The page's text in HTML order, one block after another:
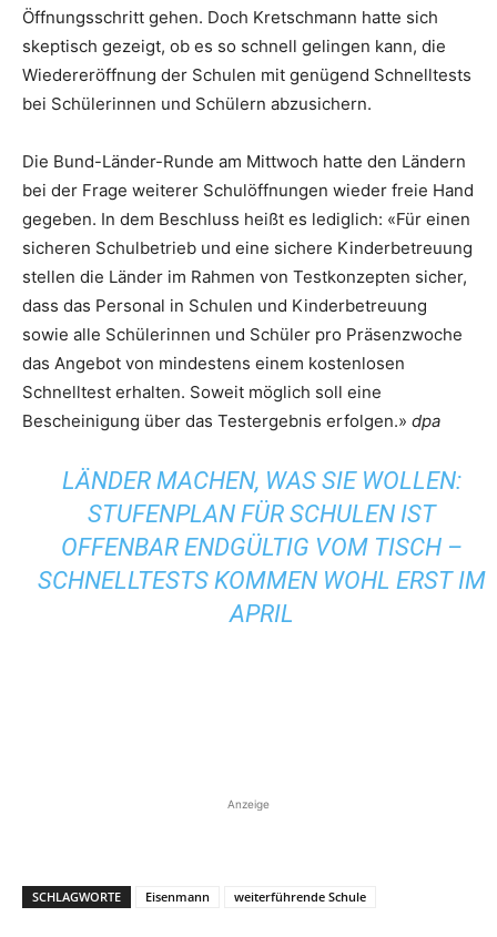
Öffnungsschritt gehen. Doch Kretschmann hatte sich
skeptisch gezeigt, ob es so schnell gelingen kann, die
Wiedereröffnung der Schulen mit genügend Schnelltests
bei Schülerinnen und Schülern abzusichern.
Die Bund-Länder-Runde am Mittwoch hatte den Ländern
bei der Frage weiterer Schulöffnungen wieder freie Hand
gegeben. In dem Beschluss heißt es lediglich: «Für einen
sicheren Schulbetrieb und eine sichere Kinderbetreuung
stellen die Länder im Rahmen von Testkonzepten sicher,
dass das Personal in Schulen und Kinderbetreuung
sowie alle Schülerinnen und Schüler pro Präsenzwoche
das Angebot von mindestens einem kostenlosen
Schnelltest erhalten. Soweit möglich soll eine
Bescheinigung über das Testergebnis erfolgen.» dpa
LÄNDER MACHEN, WAS SIE WOLLEN:
STUFENPLAN FÜR SCHULEN IST
OFFENBAR ENDGÜLTIG VOM TISCH –
SCHNELLTESTS KOMMEN WOHL ERST IM
APRIL
Anzeige
SCHLAGWORTE Eisenmann weiterführende Schule